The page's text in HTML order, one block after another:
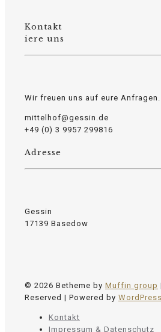
Kontakt
osteopathe-nyon-cabinet-
iere uns
Wir freuen uns auf eure Anfragen.
mittelhof@gessin.de
+49 (0) 3 9957 299816
Adresse
Gessin
17139 Basedow
© 2026 Betheme by Muffin group
Reserved | Powered by WordPress
Kontakt
Impressum & Datenschutz